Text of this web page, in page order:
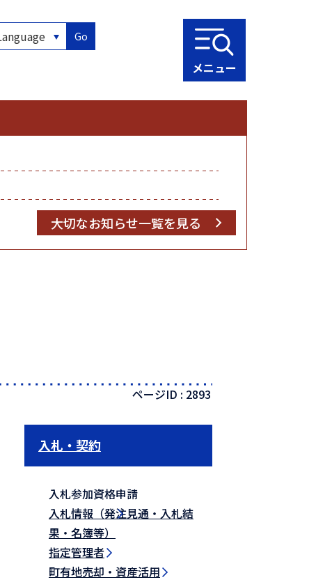
Go
メニュー
大切なお知らせ一覧を見る
ページID : 2893
入札・契約
入札参加資格申請
入札情報（発注見通・入札結
果・名簿等）
指定管理者
町有地売却・資産活用